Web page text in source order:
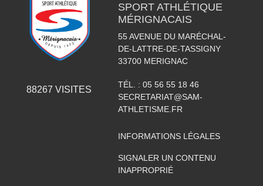
88267 VISITES
SPORT ATHLÉTIQUE
MÉRIGNACAIS
55 AVENUE DU MARÉCHAL-
DE-LATTRE-DE-TASSIGNY
33700 MERIGNAC
TÉL. : 05 56 55 18 46
SECRETARIAT@SAM-
ATHLETISME.FR
INFORMATIONS LÉGALES
SIGNALER UN CONTENU
INAPPROPRIÉ